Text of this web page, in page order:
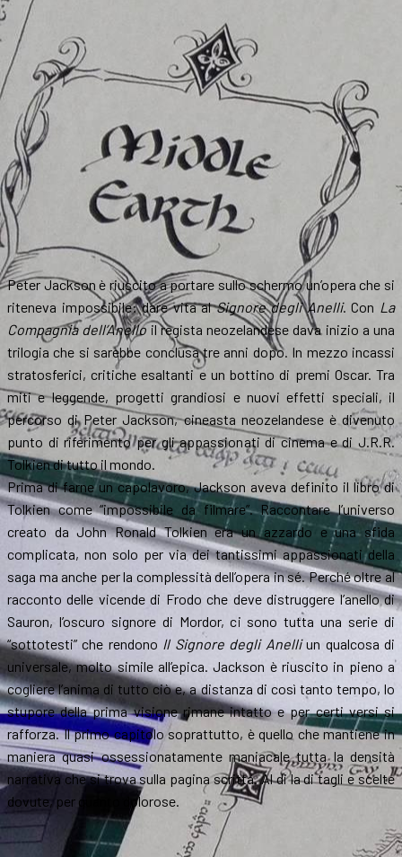
Peter Jackson è riuscito a portare sullo schermo un’opera che si
riteneva impossibile: dare vita alSignore degli Anelli. Con La
Compagnia dell’Anelloil regista neozelandese dava inizio a una
trilogia che si sarebbe conclusa tre anni dopo. In mezzo incassi
stratosferici, critiche esaltanti e un bottino di premi Oscar. Tra
miti e leggende, progetti grandiosi e nuovi effetti speciali, il
percorso di Peter Jackson, cineasta neozelandese è divenuto
punto di riferimento per gli appassionati di cinema e di J.R.R.
Tolkien di tutto il mondo.
Prima di farne un capolavoro, Jackson aveva definito il libro di
Tolkien come “impossibile da filmare”. Raccontare l’universo
creato da John Ronald Tolkien era un azzardo e una sfida
complicata, non solo per via dei tantissimi appassionati della
saga ma anche per la complessità dell’opera in sé. Perché oltre al
racconto delle vicende di Frodo che deve distruggere l’anello di
Sauron, l’oscuro signore di Mordor, ci sono tutta una serie di
“sottotesti” che rendono Il Signore degli Anelliun qualcosa di
universale, molto simile all’epica. Jackson è riuscito in pieno a
cogliere l’anima di tutto ciò e, a distanza di così tanto tempo, lo
stupore della prima visione rimane intatto e per certi versi si
rafforza. Il primo capitolo soprattutto, è quello che mantiene in
maniera quasi ossessionatamente maniacale tutta la densità
narrativa che si trova sulla pagina scritta. Al di la di tagli e scelte
dovute, per quanto dolorose.